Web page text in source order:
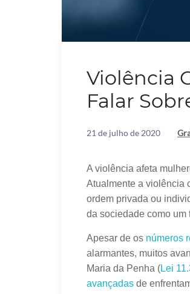
Violência
Falar
21 de julho de 2020
A violência afeta
Atualmente a violência
ordem privada ou
da sociedade como um
Apesar de os números
alarmantes, muitos
Maria da Penha (Lei
avançadas de